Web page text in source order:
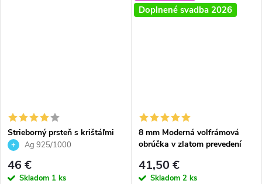
Strieborný prsteň s krištáľmi
Swarovski biely kvietok, pre
krištáliky, nastaviteľný prsteň
Ag 925/1000
46 €
Skladom 1 ks
Doplnené svadba 2026
8 mm Moderná volfrámová
obrúčka v zlatom prevedení
41,50 €
Skladom 2 ks